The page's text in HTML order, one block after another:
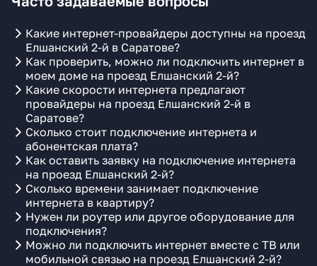
Какие интернет-провайдеры доступны на проезд
Елшанский 2-й в Саратове?
Как проверить, можно ли подключить интернет в
моем доме на проезд Елшанский 2-й?
Какие скорости интернета предлагают
провайдеры на проезд Елшанский 2-й в
Саратове?
Сколько стоит подключение интернета и
абонентская плата?
Как оставить заявку на подключение интернета
на проезд Елшанский 2-й?
Сколько времени занимает подключение
интернета в квартиру?
Нужен ли роутер или другое оборудование для
подключения?
Можно ли подключить интернет вместе с ТВ или
мобильной связью на проезд Елшанский 2-й?